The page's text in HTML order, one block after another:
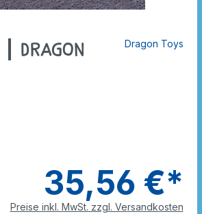
Dragon
Dragon Toys
35,56 €*
Preise inkl. MwSt. zzgl. Versandkosten